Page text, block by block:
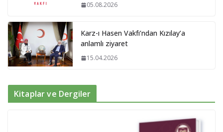
05.08.2026
Karz-ı Hasen Vakfı’ndan Kızılay’a
anlamlı ziyaret
15.04.2026
Kitaplar ve Dergiler